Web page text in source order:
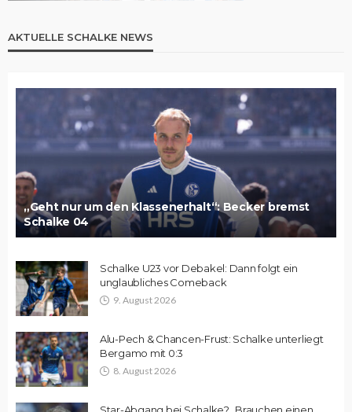
AKTUELLE SCHALKE NEWS
„Geht nur um den Klassenerhalt“: Becker bremst
Schalke 04
Schalke U23 vor Debakel: Dann folgt ein
unglaubliches Comeback
9. August 2026
Alu-Pech & Chancen-Frust: Schalke unterliegt
Bergamo mit 0:3
8. August 2026